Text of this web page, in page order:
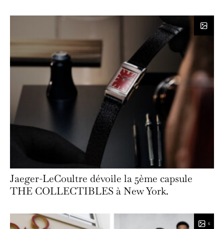
Jaeger-LeCoultre dévoile la 5ème capsule
THE COLLECTIBLES à New York.
6